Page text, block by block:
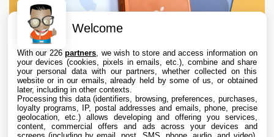
Apple augmente les valeurs de reprise des
Welcome
With our 226partners , we wish to store and access information on
your devices (cookies, pixels in emails, etc.), combine and share
your personal data with our partners, whether collected on this
website or in our emails, already held by some of us, or obtained
later, including in other contexts.
Processing this data (identifiers, browsing, preferences, purchases,
loyalty programs, IP, postal addresses and emails, phone, precise
geolocation, etc.) allows developing and offering you services,
content, commercial offers and ads across your devices and
screens (including by email, post, SMS, phone, audio, and video),